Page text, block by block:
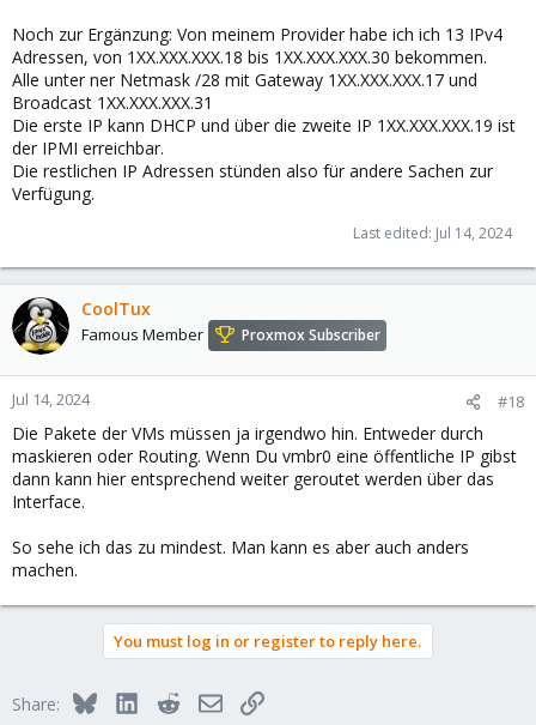
Noch zur Ergänzung: Von meinem Provider habe ich ich 13 IPv4
Adressen, von 1XX.XXX.XXX.18 bis 1XX.XXX.XXX.30 bekommen.
Alle unter ner Netmask /28 mit Gateway 1XX.XXX.XXX.17 und
Broadcast 1XX.XXX.XXX.31
Die erste IP kann DHCP und über die zweite IP 1XX.XXX.XXX.19 ist
der IPMI erreichbar.
Die restlichen IP Adressen stünden also für andere Sachen zur
Verfügung.
Last edited: Jul 14, 2024
CoolTux
Famous Member Proxmox Subscriber
Jul 14, 2024 #18
Die Pakete der VMs müssen ja irgendwo hin. Entweder durch
maskieren oder Routing. Wenn Du vmbr0 eine öffentliche IP gibst
dann kann hier entsprechend weiter geroutet werden über das
Interface.
So sehe ich das zu mindest. Man kann es aber auch anders
machen.
You must log in or register to reply here.
Share: BlueskyLinkedInRedditEmailLink